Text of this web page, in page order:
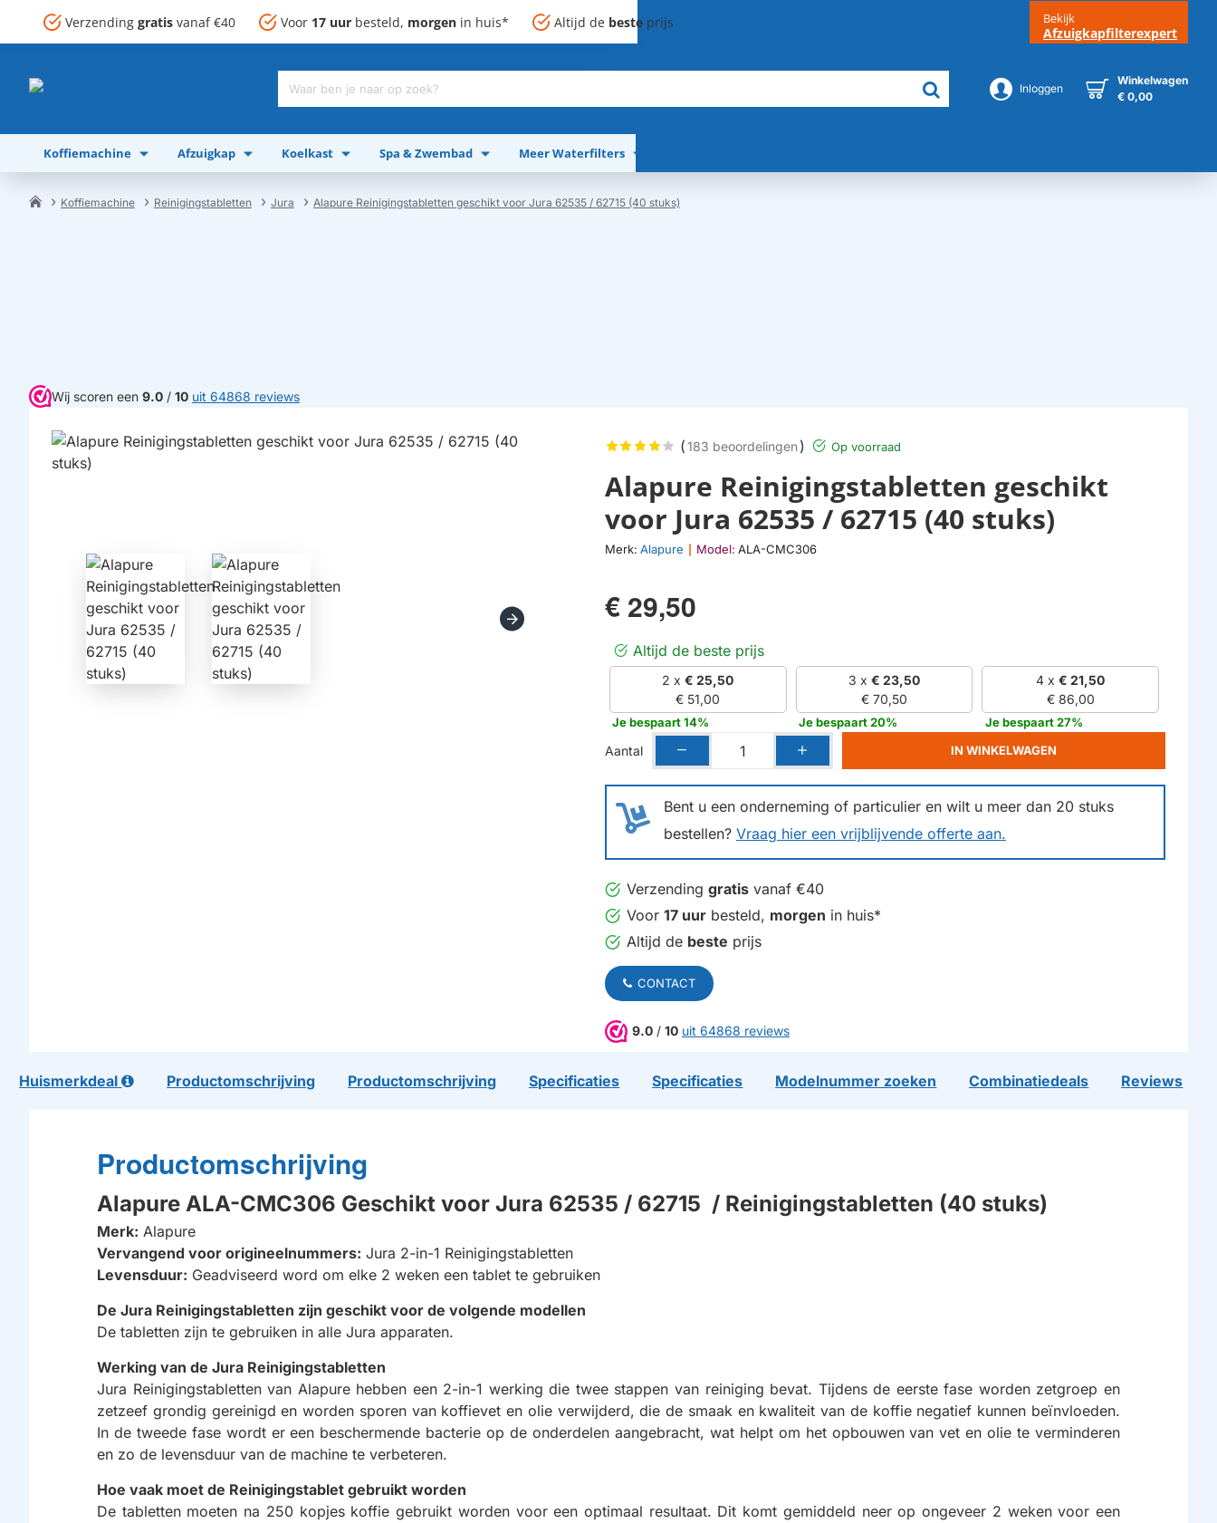
Verzending gratis vanaf €40 Voor 17 uur besteld, morgen in huis* Altijd de beste prijs Bekijk
Afzuigkapfilterexpert
Waar
je
naar
op
Inloggen
Winkelwagen
€ 0,00
Koffiemachine Afzuigkap Koelkast Spa & Zwembad Meer Waterfilters
Koffiemachine Reinigingstabletten Jura Alapure Reinigingstabletten geschikt voor Jura 62535 / 62715 (40 stuks)
Wij scoren een 9.0 / 10 uit 64868 reviews
Alapure Reinigingstabletten geschikt
voor Jura 62535 / 62715 (40 stuks)
Merk: Alapure Model: ALA-CMC306
(183 beoordelingen) Op voorraad
€ 29,50
Altijd de beste prijs
2 x€ 25,50
€ 51,00
Je bespaart 14%
3 x € 23,50
€ 70,50
Je bespaart 20%
4 x€ 21,50
€ 86,00
Je bespaart 27%
Bent u een onderneming of particulier en wilt u meer dan 20 stuks
bestellen? Vraag hier een vrijblijvende offerte aan.
Aantal IN WINKELWAGEN
Verzending gratis vanaf €40
Voor 17 uur besteld, morgen in huis*
Altijd de beste prijs
CONTACT
9.0 / 10 uit 64868 reviews
Huismerkdeal Productomschrijving Productomschrijving Specificaties Specificaties Modelnummer zoeken Combinatiedeals Reviews
Productomschrijving
Alapure ALA-CMC306 Geschikt voor Jura 62535 / 62715 / Reinigingstabletten (40 stuks)
Merk: Alapure
Vervangend voor origineelnummers: Jura 2-in-1 Reinigingstabletten
Levensduur: Geadviseerd word om elke 2 weken een tablet te gebruiken
De Jura Reinigingstabletten zijn geschikt voor de volgende modellen
De tabletten zijn te gebruiken in alle Jura apparaten.
Werking van de Jura Reinigingstabletten
Jura Reinigingstabletten van Alapure hebben een 2-in-1 werking die twee stappen van reiniging bevat. Tijdens de eerste fase worden zetgroep en
zetzeef grondig gereinigd en worden sporen van koffievet en olie verwijderd, die de smaak en kwaliteit van de koffie negatief kunnen beïnvloeden.
In de tweede fase wordt er een beschermende bacterie op de onderdelen aangebracht, wat helpt om het opbouwen van vet en olie te verminderen
en zo de levensduur van de machine te verbeteren.
Hoe vaak moet de Reinigingstablet gebruikt worden
De tabletten moeten na 250 kopjes koffie gebruikt worden voor een optimaal resultaat. Dit komt gemiddeld neer op ongeveer 2 weken voor een